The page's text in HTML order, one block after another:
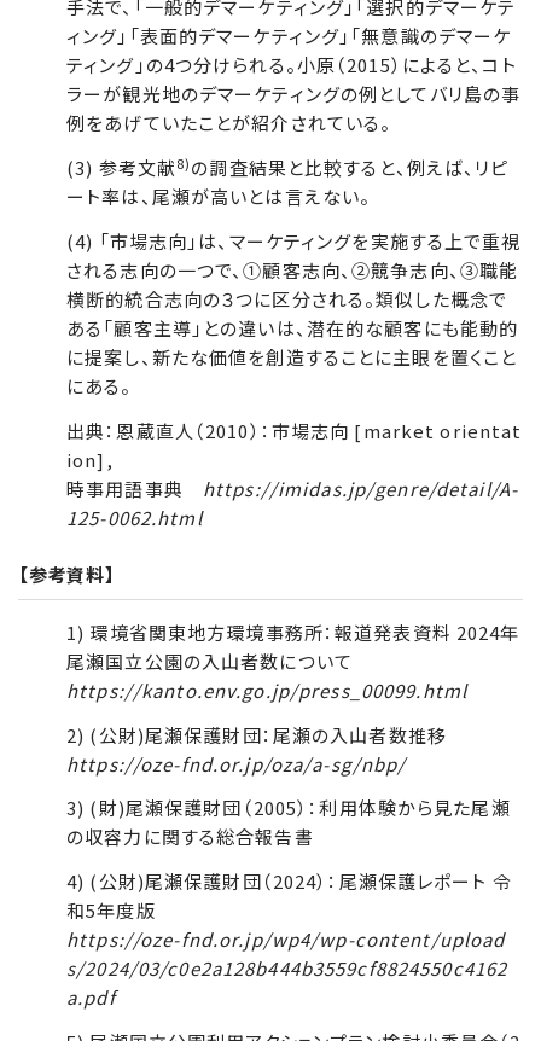
手法で、「一般的デマーケティング」「選択的デマーケテ
ィング」「表面的デマーケティング」「無意識のデマーケ
ティング」の4つ分けられる。小原（2015）によると、コト
ラーが観光地のデマーケティングの例としてバリ島の事
例をあげていたことが紹介されている。
(3) 参考文献8)の調査結果と比較すると、例えば、リピ
ート率は、尾瀬が高いとは言えない。
(4) 「市場志向」は、マーケティングを実施する上で重視
される志向の一つで、①顧客志向、②競争志向、③職能
横断的統合志向の３つに区分される。類似した概念で
ある「顧客主導」との違いは、潜在的な顧客にも能動的
に提案し、新たな価値を創造することに主眼を置くこと
にある。
出典：恩蔵直人（2010）：市場志向 [market orientat
ion],
時事用語事典 https://imidas.jp/genre/detail/A-
125-0062.html
【参考資料】
1) 環境省関東地方環境事務所：報道発表資料 2024年
尾瀬国立公園の入山者数について
https://kanto.env.go.jp/press_00099.html
2) (公財)尾瀬保護財団：尾瀬の入山者数推移
https://oze-fnd.or.jp/oza/a-sg/nbp/
3) (財)尾瀬保護財団（2005）：利用体験から見た尾瀬
の収容力に関する総合報告書
4) (公財)尾瀬保護財団（2024）：尾瀬保護レポート 令
和5年度版
https://oze-fnd.or.jp/wp4/wp-content/upload
s/2024/03/c0e2a128b444b3559cf8824550c4162
a.pdf